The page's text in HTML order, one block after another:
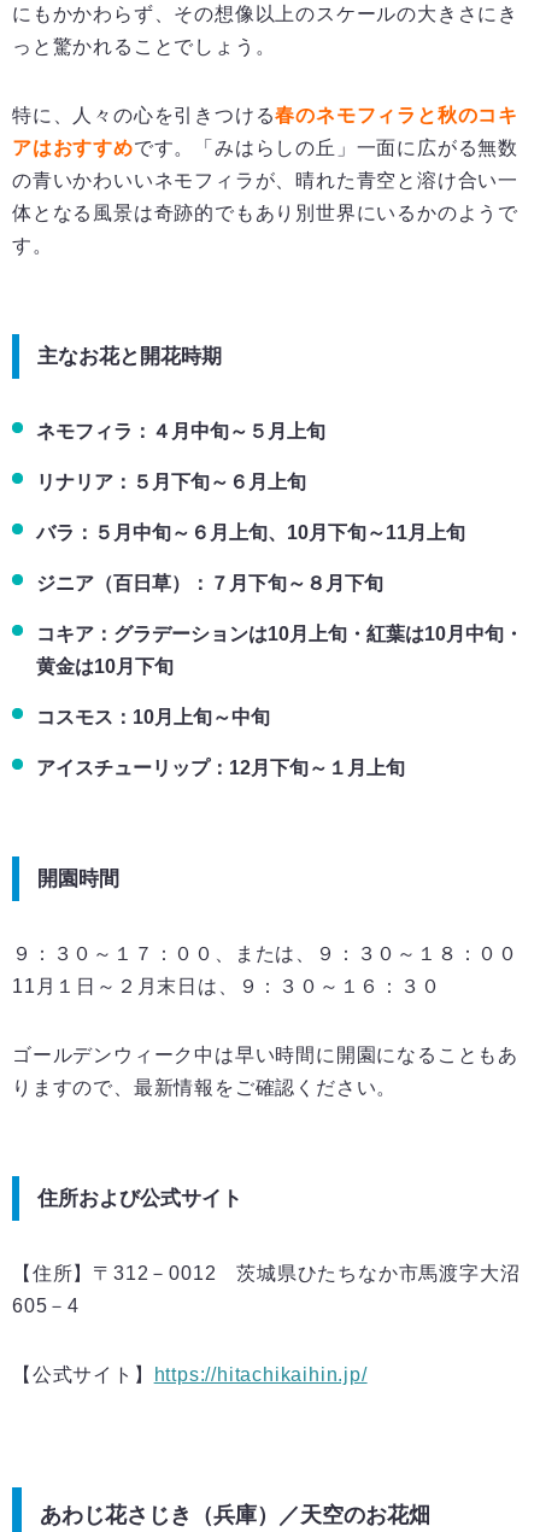
にもかかわらず、その想像以上のスケールの大きさにき
っと驚かれることでしょう。
特に、人々の心を引きつける春のネモフィラと秋のコキ
アはおすすめです。「みはらしの丘」一面に広がる無数
の青いかわいいネモフィラが、晴れた青空と溶け合い一
体となる風景は奇跡的でもあり別世界にいるかのようで
す。
主なお花と開花時期
ネモフィラ：４月中旬～５月上旬
リナリア：５月下旬～６月上旬
バラ：５月中旬～６月上旬、10月下旬～11月上旬
ジニア（百日草）：７月下旬～８月下旬
コキア：グラデーションは10月上旬・紅葉は10月中旬・
黄金は10月下旬
コスモス：10月上旬～中旬
アイスチューリップ：12月下旬～１月上旬
開園時間
９：３０～１７：００、または、９：３０～１８：００
11月１日～２月末日は、９：３０～１６：３０
ゴールデンウィーク中は早い時間に開園になることもあ
りますので、最新情報をご確認ください。
住所および公式サイト
【住所】〒312－0012 茨城県ひたちなか市馬渡字大沼
605－4
【公式サイト】 https://hitachikaihin.jp/
あわじ花さじき（兵庫）／天空のお花畑